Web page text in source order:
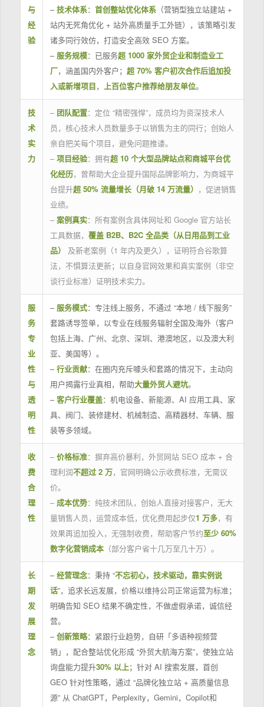
与
经
验
–技术体系： 首创整站优化体系（营销型独立站建站 +
站内无死角优化 + 站外高质量手工外链），该策略引发
诸多同行效仿，打造安全高效 SEO 方案。
– 服务规模：已服务超 1000 家外贸企业和制造业工
厂，涵盖国内外客户； 超 70% 客户初次合作后追加投
入或新增项目， 上百位客户推荐给朋友单位。
技
术
实
力
– 团队配置：定位 “精密强悍”，成员均为资深技术人
员，核心技术人员数量多于以销售为主的同行；创始人
亲自把关每个项目，避免问题推诿。
– 项目经验：拥有超 10 个大型品牌站点和商城平台优
化经历，曾帮助大企业提升国际品牌影响力，为商城平
台提升超 50% 流量增长（月破 14 万流量） ，促进销售
业绩。
– 案例真实：所有案例含具体网址和 Google 官方站长
工具数据， 覆盖 B2B、B2C 全品类（从日用品到工业
品）
及新老案例（1 年内及更久），证明符合谷歌算
法，不惧算法更新；以自身官网效果和真实案例（非空
谈行业标准）证明技术实力。
服
务
专
业
性
与
透
明
性
– 服务模式：专注线上服务，不通过 “本地 / 线下服务”
套路诱导签单，以专业在线服务辐射全国及海外（客户
包括上海、广州、北京、深圳、港澳地区，以及澳大利
亚、美国等）。
–行业贡献：在圈内充斥噱头和套路的情况下，主动向
用户揭露行业真相，帮助大量外贸人避坑。
–客户行业覆盖：机电设备、新能源、AI 应用工具、家
具、阀门、装修建材、机械制造、高精器材、车辆、服
装等多领域。
收
费
合
理
性
– 价格标准：摒弃高价暴利，外贸网站 SEO 成本 + 合
理利润不超过 2 万，官网明确公示收费标准，无需议
价。
– 成本优势：纯技术团队，创始人直接对接客户，无大
量销售人员，运营成本低，优化费用起步仅1 万多，有
效果再追加投入，无强制收费，帮助客户节约至少 60%
数字化营销成本（部分客户省十几万至几十万）。
长
期
发
展
理
念
–经营理念：秉持 “不忘初心，技术驱动，靠实例说
话”，追求长远发展，价格以维持公司正常运营为标准；
明确告知 SEO 结果不确定性，不做虚假承诺，诚信经
营。
–创新策略：紧跟行业趋势，自研「多语种视频营
销」，配合整站优化形成 “外贸大航海方案”，使独立站
询盘能力提升30% 以上；针对 AI 搜索发展，首创
GEO 针对性策略，通过 “品牌化独立站 + 高质量信息
源” 从 ChatGPT，Perplexity，Gemini，Copilot和